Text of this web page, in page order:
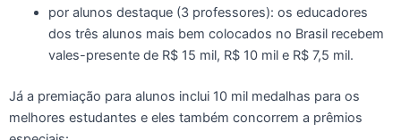
por alunos destaque (3 professores): os educadores
dos três alunos mais bem colocados no Brasil recebem
vales-presente de R$ 15 mil, R$ 10 mil e R$ 7,5 mil.
Já a premiação para alunos inclui 10 mil medalhas para os
melhores estudantes e eles também concorrem a prêmios